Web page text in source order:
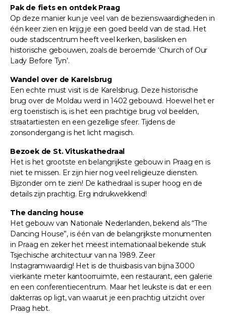
Pak de fiets en ontdek Praag
Op deze manier kun je veel van de bezienswaardigheden in
één keer zien en krijg je een goed beeld van de stad. Het
oude stadscentrum heeft veel kerken, basilisken en
historische gebouwen, zoals de beroemde ‘Church of Our
Lady Before Tyn’.
Wandel over de Karelsbrug
Een echte must visit is de Karelsbrug. Deze historische
brug over de Moldau werd in 1402 gebouwd. Hoewel het er
erg toeristisch is, is het een prachtige brug vol beelden,
straatartiesten en een gezellige sfeer. Tijdens de
zonsondergang is het licht magisch.
Bezoek de St. Vituskathedraal
Het is het grootste en belangrijkste gebouw in Praag en is
niet te missen. Er zijn hier nog veel religieuze diensten.
Bijzonder om te zien! De kathedraal is super hoog en de
details zijn prachtig. Erg indrukwekkend!
The dancing house
Het gebouw van Nationale Nederlanden, bekend als “The
Dancing House”, is één van de belangrijkste monumenten
in Praag en zeker het meest internationaal bekende stuk
Tsjechische architectuur van na 1989. Zeer
Instagramwaardig! Het is de thuisbasis van bijna 3000
vierkante meter kantoorruimte, een restaurant, een galerie
en een conferentiecentrum. Maar het leukste is dat er een
dakterras op ligt, van waaruit je een prachtig uitzicht over
Praag hebt.